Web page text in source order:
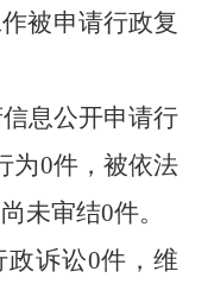
被申请行政复
息公开申请行
为0件，被依法
未审结0件。
政诉讼0件，维